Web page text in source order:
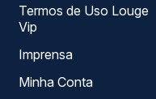
Termos de Uso Louge
Vip
Imprensa
Minha Conta